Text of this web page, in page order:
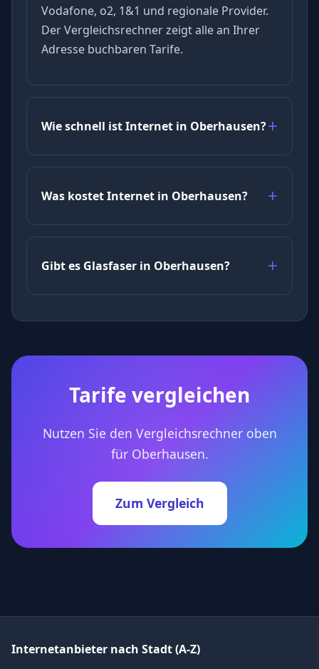
Vodafone, o2, 1&1 und regionale Provider.
Der Vergleichsrechner zeigt alle an Ihrer
Adresse buchbaren Tarife.
Wie schnell ist Internet in Oberhausen?
Was kostet Internet in Oberhausen?
Gibt es Glasfaser in Oberhausen?
Tarife vergleichen
Nutzen Sie den Vergleichsrechner oben
für Oberhausen.
Zum Vergleich
Internetanbieter nach Stadt (A-Z)